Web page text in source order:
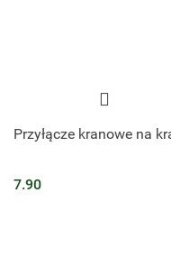
Przyłącze kranowe na
7.90